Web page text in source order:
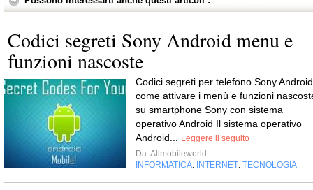
Codici segreti Sony Android menu e
funzioni nascoste
Codici segreti per telefono Sony Android
come attivare i menù e funzioni
su smartphone Sony con sistema
operativo Android Il sistema operativo
Android...
Leggere il seguito
Da Allmobileworld
INFORMATICA
INTERNET TECNOLOGIA